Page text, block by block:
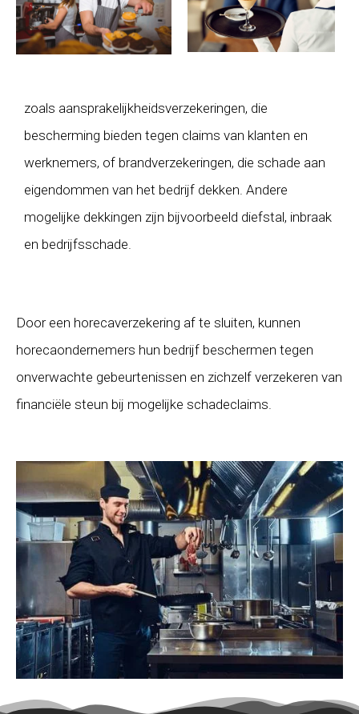
zoals aansprakelijkheidsverzekeringen, die
bescherming bieden tegen claims van klanten en
werknemers, of brandverzekeringen, die schade aan
eigendommen van het bedrijf dekken. Andere
mogelijke dekkingen zijn bijvoorbeeld diefstal, inbraak
en bedrijfsschade.
Door een horecaverzekering af te sluiten, kunnen
horecaondernemers hun bedrijf beschermen tegen
onverwachte gebeurtenissen en zichzelf verzekeren van
financiële steun bij mogelijke schadeclaims.